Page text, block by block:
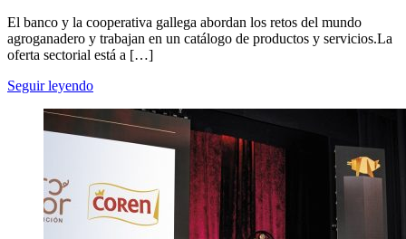
El banco y la cooperativa gallega abordan los retos del mundo
agroganadero y trabajan en un catálogo de productos y servicios.La
oferta sectorial está a […]
Seguir leyendo